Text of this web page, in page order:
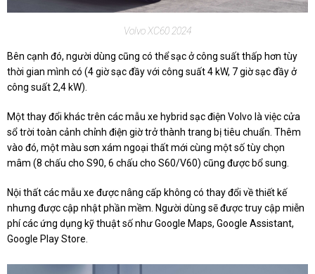
Volvo XC60 2024
Bên cạnh đó, người dùng cũng có thể sạc ở công suất thấp hơn tùy
thời gian mình có (4 giờ sạc đầy với công suất 4 kW, 7 giờ sạc đầy ở
công suất 2,4 kW).
Một thay đổi khác trên các mẫu xe hybrid sạc điện Volvo là việc cửa
sổ trời toàn cảnh chỉnh điện giờ trở thành trang bị tiêu chuẩn. Thêm
vào đó, một màu sơn xám ngoại thất mới cùng một số tùy chọn
mâm (8 chấu cho S90, 6 chấu cho S60/V60) cũng được bổ sung.
Nội thất các mẫu xe được nâng cấp không có thay đổi về thiết kế
nhưng được cập nhật phần mềm. Người dùng sẽ được truy cập miễn
phí các ứng dụng kỹ thuật số như Google Maps, Google Assistant,
Google Play Store.